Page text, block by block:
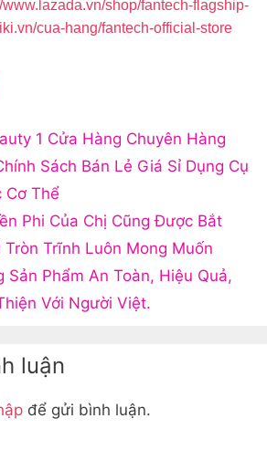
www.lazada.vn/shop/fantech-flagship-
cua-hang/fantech-official-store
1 Cửa Hàng Chuyên Hàng
Sách Bán Lẻ Giá Sỉ Dụng Cụ
Cơ Thể
Phi Của Chị Cũng Được Bắt
Trĩnh Luôn Mong Muốn
Sản Phẩm An Toàn, Hiệu Quả,
Với Người Việt.
luận
để gửi bình luận.